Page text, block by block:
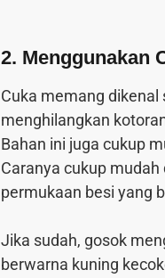
2. Menggunakan
Cuka memang dikenal
menghilangkan
Bahan ini juga cukup
Caranya cukup
permukaan besi yang
Jika sudah, gosok
berwarna kuning